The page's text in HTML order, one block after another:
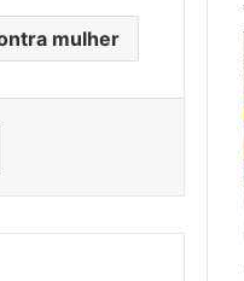
mulher
Imprimir